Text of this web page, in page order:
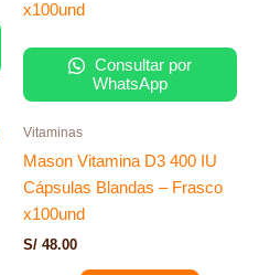
Consultar por
WhatsApp
Vitaminas
Mason Vitamina D3 400 IU
Cápsulas Blandas – Frasco
x100und
S/ 48.00